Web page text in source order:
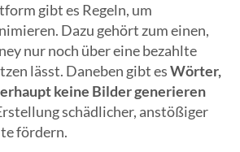
gibt es Regeln, um
Dazu gehört zum einen,
nur noch über eine bezahlte
lässt. Daneben gibt esWörter,
keine Bilder generieren
schädlicher, anstößiger
fördern.